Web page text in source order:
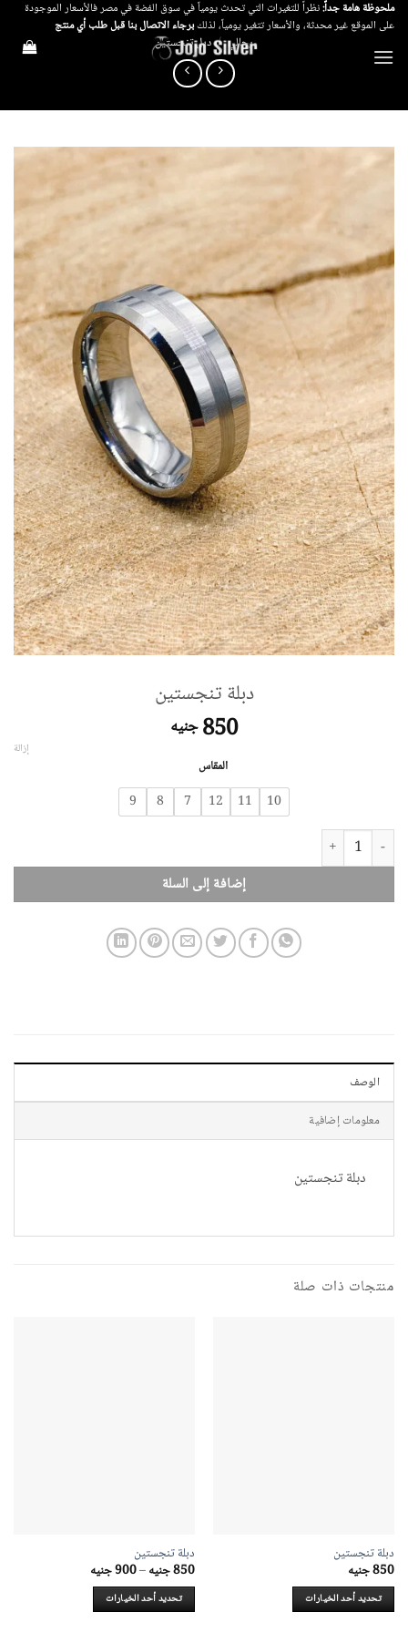
تخطي
للمحتوى
ملحوظة هامة جداً:نظراً للتغيرات التي تحدث يومياً في سوق الفضة في مصر فالأسعار الموجودة
على الموقع غير محدثة، والأسعار تتغير يومياً، لذلكبرجاء الاتصال بنا قبل طلب أي منتج
رجالي / دبل تنجستين
دبلة تنجستين
850 جنيه
المقاس
10
11
12
7
8
9
إزالة
كمية دبلة تنجستين
إضافة إلى السلة
الوصف
معلومات إضافية
دبلة تنجستين
منتجات ذات صلة
دبلة تنجستين
850جنيه
تحديد أحد الخيارات
دبلة تنجستين
850جنيه–
900جنيهنطاق
تحديد أحد الخيارات